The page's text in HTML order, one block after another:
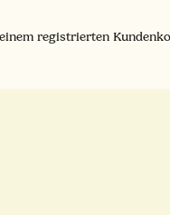
registrierten